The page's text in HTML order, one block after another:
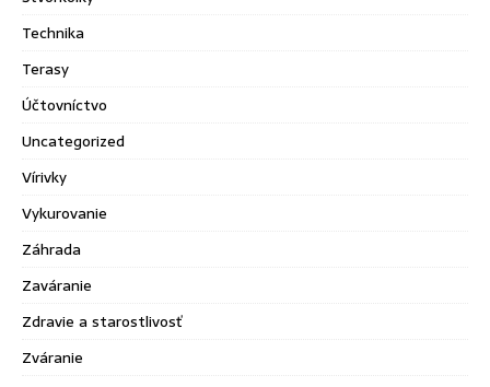
Technika
Terasy
Účtovníctvo
Uncategorized
Vírivky
Vykurovanie
Záhrada
Zaváranie
Zdravie a starostlivosť
Zváranie